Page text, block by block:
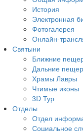
История
Электронная
Фотогалерея
Онлайн-
Святыни
Ближние
Дальние
Храмы Лавры
Чтимые иконы
3D Тур
Отделы
Отдел
Социальное